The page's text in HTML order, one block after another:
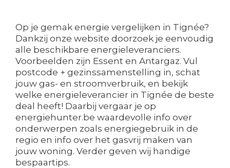
Op je gemak energie vergelijken in Tignée?
Dankzij onze website doorzoek je eenvoudig
alle beschikbare energieleveranciers.
Voorbeelden zijn Essent en Antargaz. Vul
postcode + gezinssamenstelling in, schat
jouw gas- en stroomverbruik, en bekijk
welke energieleverancier in Tignée de beste
deal heeft! Daarbij vergaar je op
energiehunter.be waardevolle info over
onderwerpen zoals energiegebruik in de
regio en info over het gasvrij maken van
jouw woning. Verder geven wij handige
bespaartips.